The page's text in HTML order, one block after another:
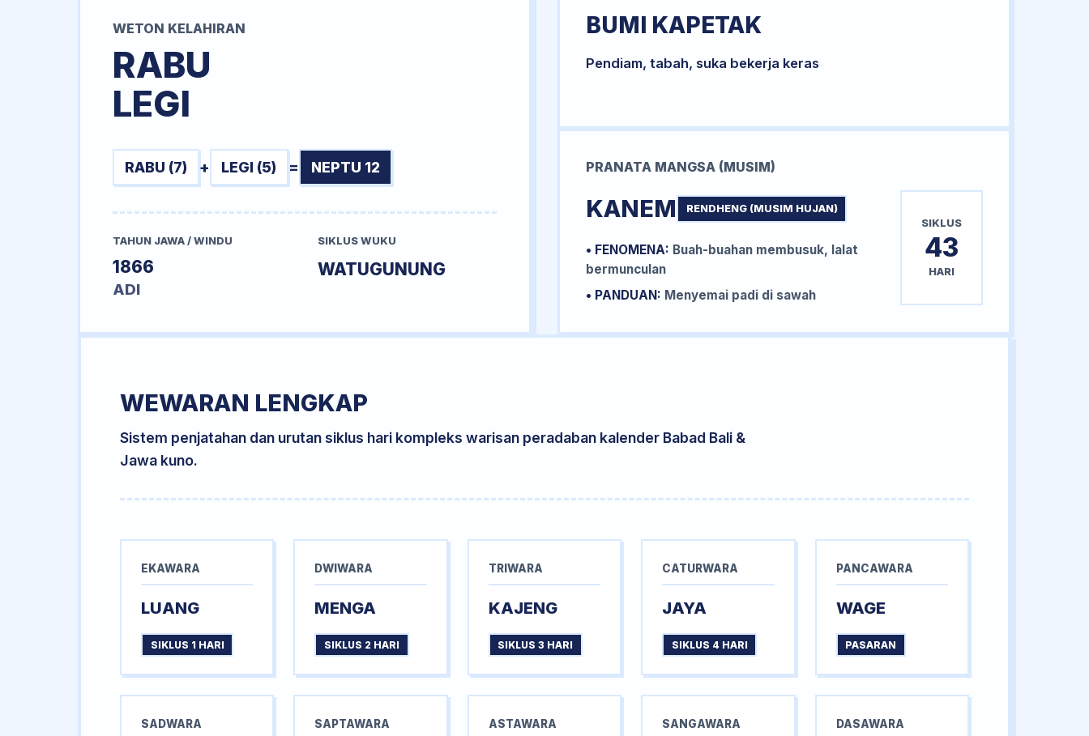
WETON KELAHIRAN
RABU
LEGI
RABU (7) + LEGI (5) = NEPTU 12
TAHUN JAWA / WINDU
1866
ADI
SIKLUS WUKU
WATUGUNUNG
BUMI KAPETAK
Pendiam, tabah, suka bekerja keras
PRANATA MANGSA (MUSIM)
KANEM RENDHENG (MUSIM HUJAN)
• FENOMENA: Buah-buahan membusuk, lalat
bermunculan
• PANDUAN: Menyemai padi di sawah
SIKLUS
43
HARI
WEWARAN LENGKAP
Sistem penjatahan dan urutan siklus hari kompleks warisan peradaban kalender Babad Bali &
Jawa kuno.
EKAWARA
LUANG
SIKLUS 1 HARI
DWIWARA
MENGA
SIKLUS 2 HARI
TRIWARA
KAJENG
SIKLUS 3 HARI
CATURWARA
JAYA
SIKLUS 4 HARI
PANCAWARA
WAGE
PASARAN
SADWARA SAPTAWARA ASTAWARA SANGAWARA DASAWARA